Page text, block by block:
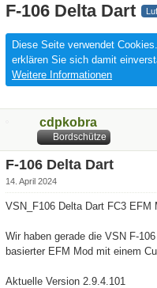
F-106 Delta Dart
Diese Seite verwendet
erklären Sie sich damit
Weitere Informationen
cdpkobra
Bordschütze
F-106 Delta Dart
14. April 2024
VSN_F106 Delta Dart FC3 EFM
Wir haben gerade die VSN F-
basierter EFM Mod mit einem
Aktuelle Version 2.9.4.101